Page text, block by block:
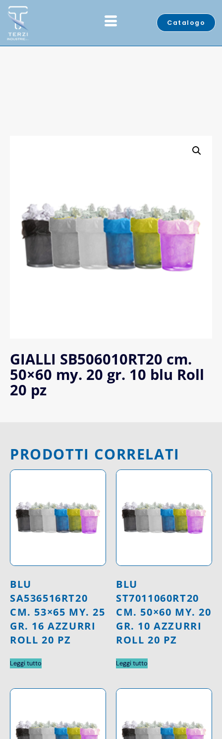
Catalogo
GIALLI SB506010RT20 cm.
50×60 my. 20 gr. 10 blu Roll
20 pz
PRODOTTI CORRELATI
BLU
SA536516RT20
CM. 53×65 MY. 25
GR. 16 AZZURRI
ROLL 20 PZ
Leggi tutto
BLU
ST7011060RT20
CM. 50×60 MY. 20
GR. 10 AZZURRI
ROLL 20 PZ
Leggi tutto